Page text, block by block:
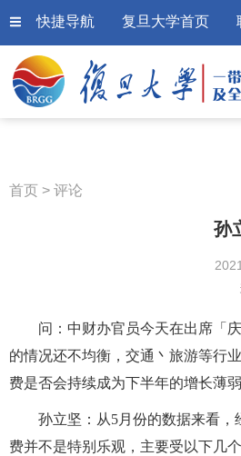
快捷导航 复旦大学首页
首页 > 评论
孙
问：中财办官员今天在出席「
的情况还不均衡，交通丶旅游等行
费是否会持续成为下半年的增长薄
孙立坚：从5月份的数据来看
费并不是特别乐观，主要受以下几